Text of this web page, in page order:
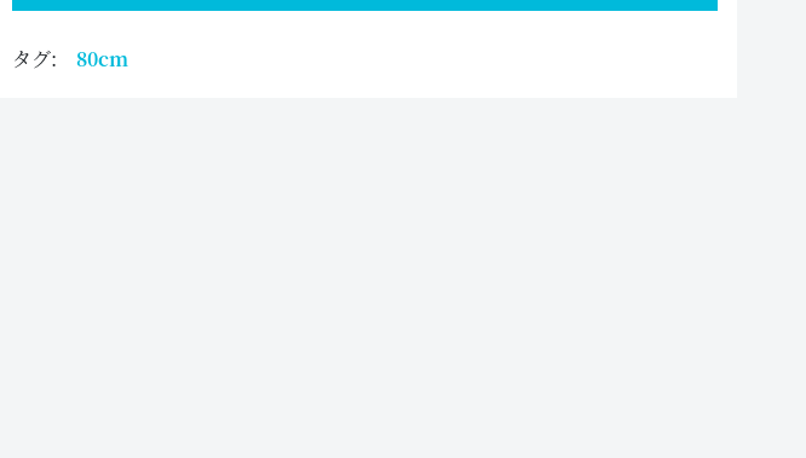
タグ: 80cm